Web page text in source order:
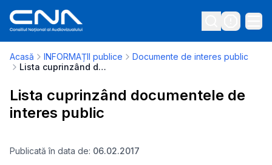
Acasă INFORMAȚII publice
Documente de interes public
Lista cuprinzând documentele de interes public
Lista cuprinzând documentele de
interes public
Publicată în data de: 06.02.2017